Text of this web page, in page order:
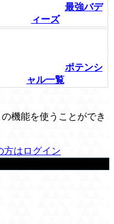
最強バデ
ィーズ
ポテンシ
ャル一覧
機能を使うことができ
方はログイン